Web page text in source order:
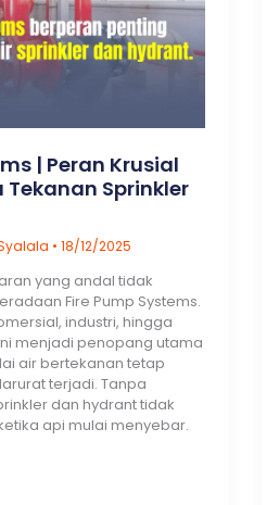
| Peran Krusial
Sprinkler
• 18/12/2025
yang andal tidak
Fire Pump Systems.
industri, hingga
menjadi penopang utama
air bertekanan tetap
terjadi. Tanpa
dan hydrant tidak
api mulai menyebar.